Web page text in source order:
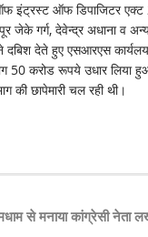
इंट्रस्ट ऑफ डिपाजिटर
गर्ग, देवेन्द्र अधाना व अन्य
दबिश देते हुए एसआरएस
करोड रूपये उधार लिया
की छापेमारी चल रही थी।
से मनाया कांग्रेसी नेता